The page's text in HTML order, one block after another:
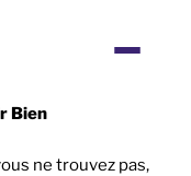
Bien
ne trouvez pas,